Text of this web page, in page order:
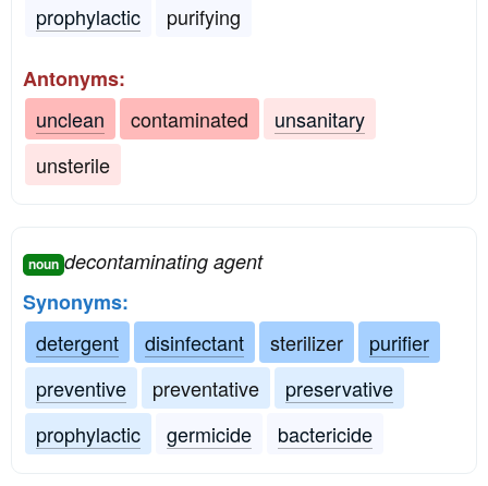
prophylactic
purifying
Antonyms:
unclean
contaminated
unsanitary
unsterile
noun decontaminating agent
Synonyms:
detergent
disinfectant sterilizer
purifier
preventive
preventative
preservative
prophylactic
germicide bactericide